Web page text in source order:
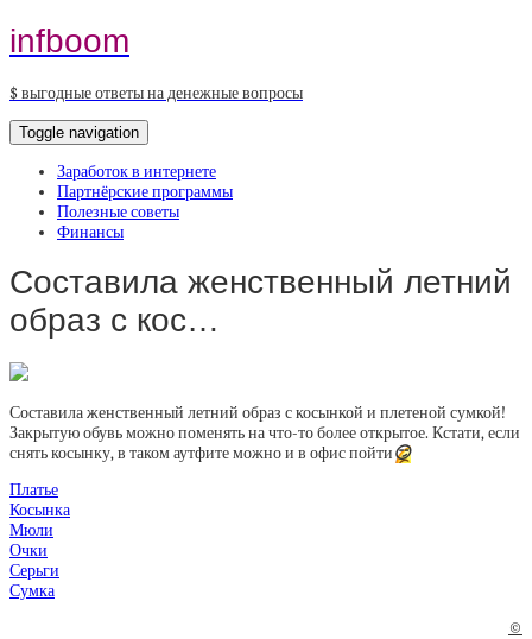
infboom
$ выгодные ответы на денежные вопросы
Toggle navigation
Заработок в интернете
Партнёрские программы
Полезные советы
Финансы
Составила женственный летний
образ с кос…
Составила женственный летний образ с косынкой и плетеной сумкой!
Закрытую обувь можно поменять на что-то более открытое. Кстати, если
снять косынку, в таком аутфите можно и в офис пойти😏
Платье
Косынка
Мюли
Очки
Серьги
Сумка
©